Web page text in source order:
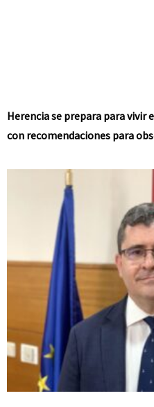
Herencia se prepara para vivir
con recomendaciones para